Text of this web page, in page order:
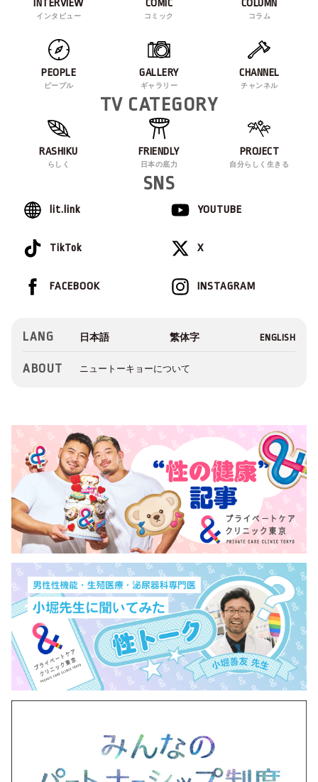
INTERVIEW
インタビュー
COMIC
コミック
COLUMN
コラム
PEOPLE
ピープル
GALLERY
ギャラリー
CHANNEL
チャンネル
TV CATEGORY
RASHIKU
らしく
FRIENDLY
日本の底力
PROJECT
自分らしく生きる
SNS
lit.link YOUTUBE
TikTok X
INSTAGRAM
FACEBOOK
LANG
ABOUT ニュートーキョーについて